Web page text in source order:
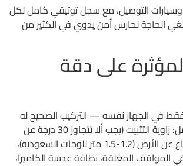
وسيارات التوصيل، مع سجل توثيقي كامل لكل
الحاجة لحارس أمن يدوي في الكثير من
على دقة
في الجهاز نفسه — التركيب الصحيح له
دور كبير. أهم العوامل: زاوية التثبيت (يجب ألا تتجاوز 30 درجة عن
محور السيارة)، الارتفاع عن الأرض (1.2-1.5 متر للوحات السعودية)،
المواقف المغلقة، نظافة عدسة الكاميرا،